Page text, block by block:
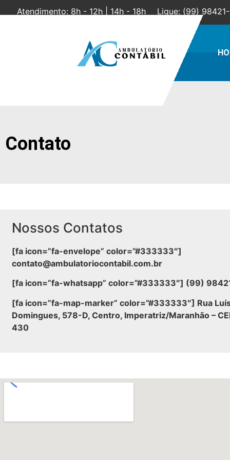
Atendimento: 8h - 12h | 14h - 18h Ligue: (99)
Contato
Nossos Contatos
[fa icon=”fa-envelope” color=”#333333″]
contato@ambulatoriocontabil.com.br
[fa icon=”fa-whatsapp” color=”#333333″] (99)
[fa icon=”fa-map-marker” color=”#333333″] Rua
Domingues, 578-D, Centro, Imperatriz/Maranhão –
430